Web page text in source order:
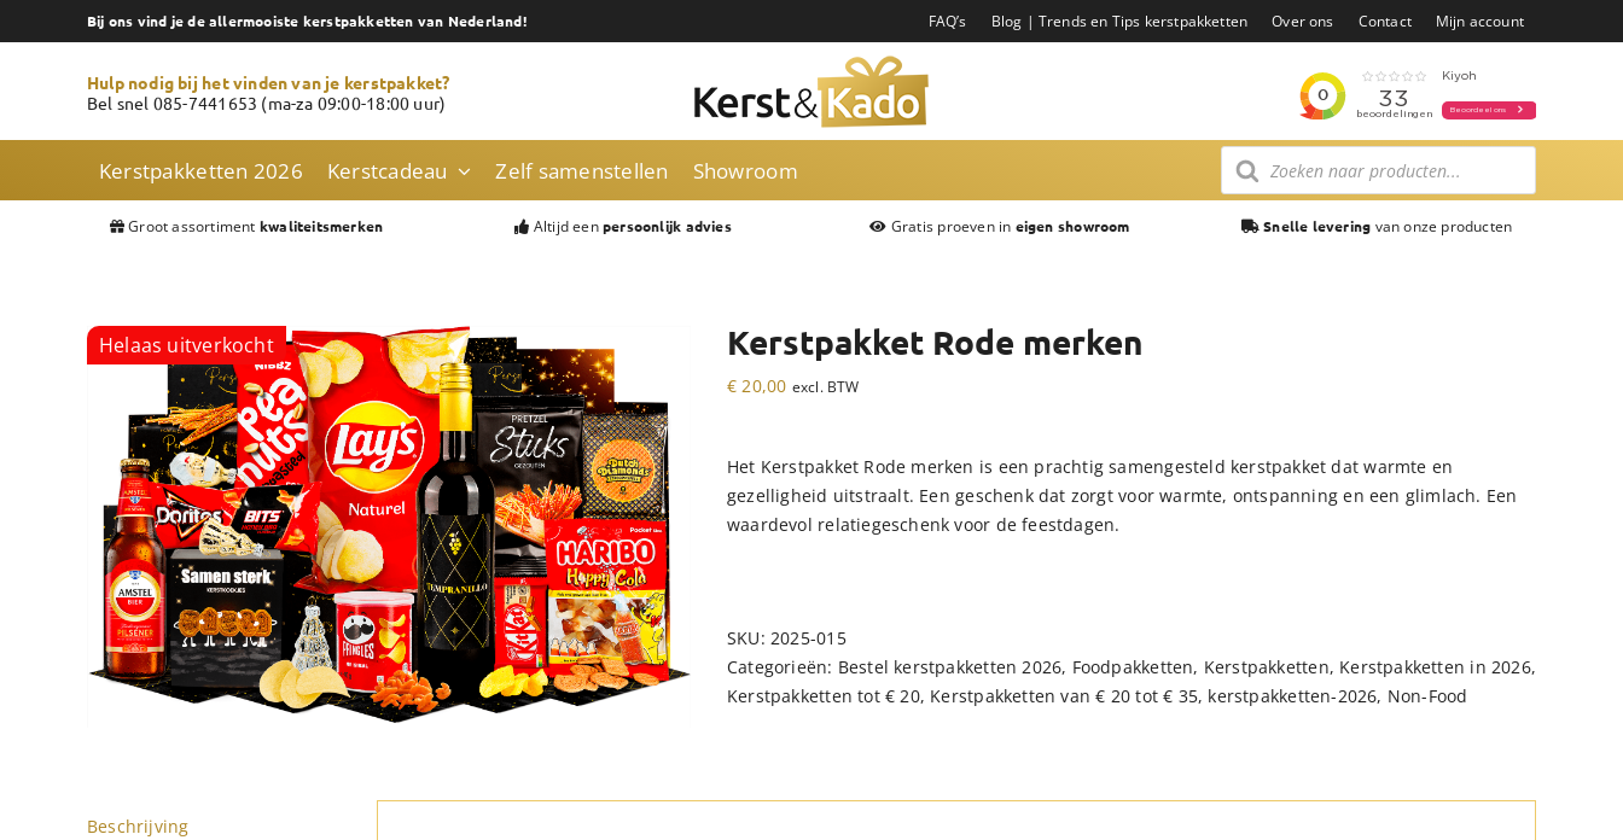
to
Bij ons vind je de allermooiste kerstpakketten van Nederland! FAQ’s Blog | Trends en Tips kerstpakketten Over ons Contact Mijn account
Hulp nodig bij het vinden van je kerstpakket?
Bel snel 085-7441653 (ma-za 09:00-18:00 uur)
Kerstpakketten 2026 Kerstcadeau Zelf samenstellen Showroom
Producten
zoeken
Groot assortiment kwaliteitsmerken Altijd een persoonlijk advies Gratis proeven in eigen showroom Snelle levering van onze producten
Helaas uitverkocht Kerstpakket Rode merken
€ 20,00 excl. BTW
Het Kerstpakket Rode merken is een prachtig samengesteld kerstpakket dat warmte en
gezelligheid uitstraalt. Een geschenk dat zorgt voor warmte, ontspanning en een glimlach. Een
waardevol relatiegeschenk voor de feestdagen.
SKU:2025-015
Categorieën: Bestel kerstpakketten 2026, Foodpakketten, Kerstpakketten, Kerstpakketten in 2026,
Kerstpakketten tot € 20, Kerstpakketten van € 20 tot € 35, kerstpakketten-2026, Non-Food
Beschrijving